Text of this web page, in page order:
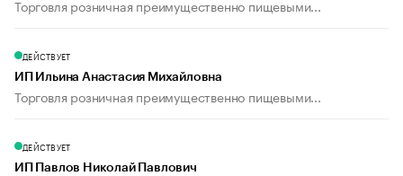
Торговля розничная преимущественно пищевыми...
ДЕЙСТВУЕТ
ИП Ильина Анастасия Михайловна
Торговля розничная преимущественно пищевыми...
ДЕЙСТВУЕТ
ИП Павлов Николай Павлович